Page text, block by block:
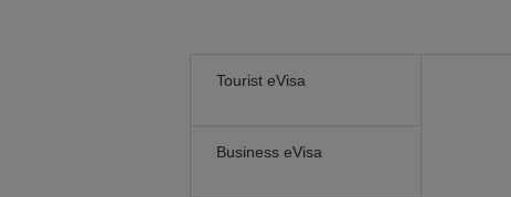
Tourist eVisa
Business eVisa